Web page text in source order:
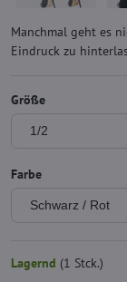
Manchmal geht es
Eindruck zu
Größe
Farbe
Lagernd (1 Stck.)